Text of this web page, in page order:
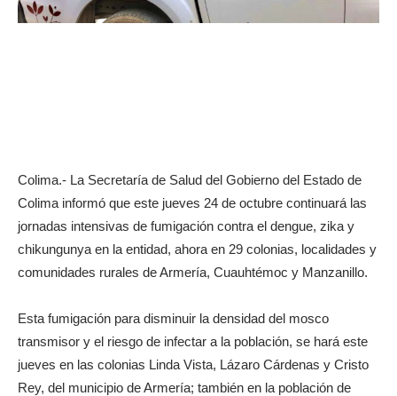
Colima.- La Secretaría de Salud del Gobierno del Estado de
Colima informó que este jueves 24 de octubre continuará las
jornadas intensivas de fumigación contra el dengue, zika y
chikungunya en la entidad, ahora en 29 colonias, localidades y
comunidades rurales de Armería, Cuauhtémoc y Manzanillo.
Esta fumigación para disminuir la densidad del mosco
transmisor y el riesgo de infectar a la población, se hará este
jueves en las colonias Linda Vista, Lázaro Cárdenas y Cristo
Rey, del municipio de Armería; también en la población de